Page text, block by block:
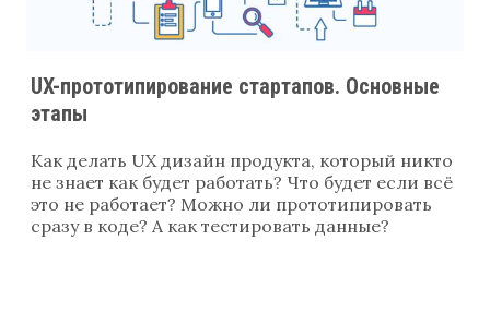
UX-прототипирование стартапов. Основные
этапы
Как делать UX дизайн продукта, который никто
не знает как будет работать? Что будет если всё
это не работает? Можно ли прототипировать
сразу в коде? А как тестировать данные?